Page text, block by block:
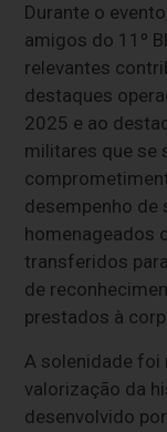
Durante o
amigos do 11º
relevantes
destaques
2025 e ao
militares que se
desempenho de
homenageados
transferidos
de
prestados à
A solenidade foi
valorização da
desenvolvido